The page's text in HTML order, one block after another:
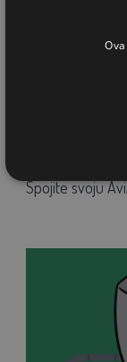
AviAqua
Spojite svoju